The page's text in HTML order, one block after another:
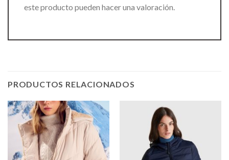
este producto pueden hacer una valoración.
PRODUCTOS RELACIONADOS